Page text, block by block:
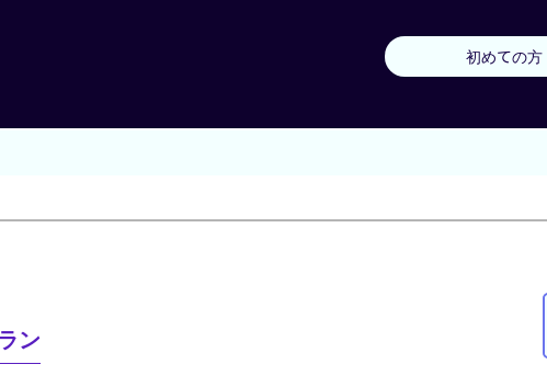
初めての方
ン